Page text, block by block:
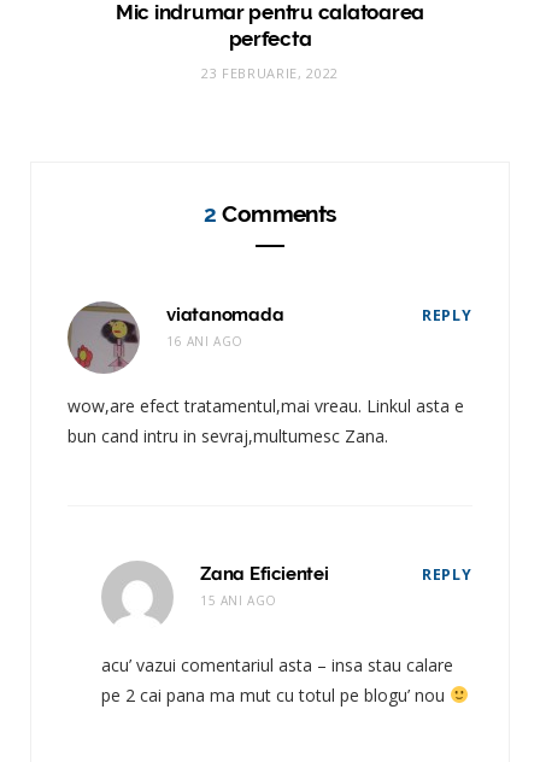
Mic indrumar pentru calatoarea
perfecta
23 FEBRUARIE, 2022
2 Comments
viatanomada
16 ANI AGO
REPLY
wow,are efect tratamentul,mai vreau. Linkul asta e
bun cand intru in sevraj,multumesc Zana.
Zana Eficientei
15 ANI AGO
REPLY
acu’ vazui comentariul asta – insa stau calare
pe 2 cai pana ma mut cu totul pe blogu’ nou